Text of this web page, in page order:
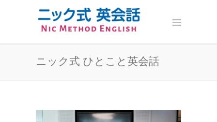
ニック式 ひとこと英会話